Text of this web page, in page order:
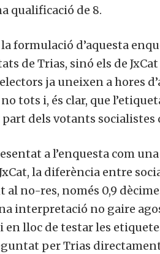
qualificació de 8.
formulació d’aquesta
de Trias, sinó els de
ja uneixen a hores
tots i, és clar, que
dels votants socialistes
a l’enquesta com
la diferència entre
no-res, només 0,9
interpretació no gaire
lloc de testar les
per Trias